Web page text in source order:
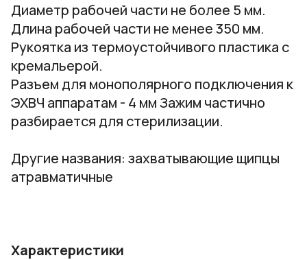
Диаметр рабочей части не более 5 мм.
Длина рабочей части не менее 350 мм.
Рукоятка из термоустойчивого пластика с
кремальерой.
Разъем для монополярного подключения к
ЭХВЧ аппаратам - 4 мм Зажим частично
разбирается для стерилизации.
Другие названия: захватывающие щипцы
атравматичные
Характеристики